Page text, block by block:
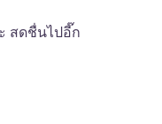
สดชื่นไปอี๊ก